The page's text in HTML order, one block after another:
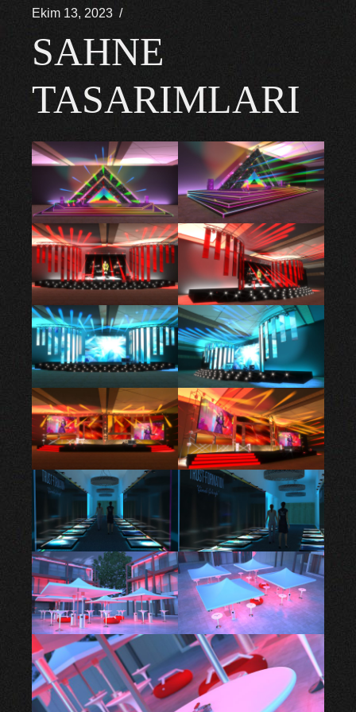
Ekim 13, 2023
SAHNE
TASARIMLARI